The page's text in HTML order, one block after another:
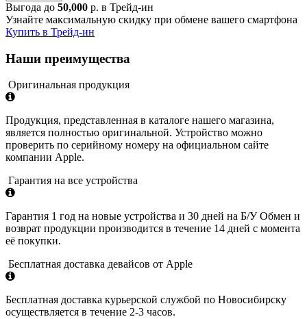
Выгода до 50,000 р. в Трейд-ин
Узнайте максимальную скидку при обмене вашего смартфона
Купить в Трейд-ин
Наши преимущества
Оригинальная продукция
Продукция, представленная в каталоге нашего магазина,
является полностью оригинальной. Устройство можно
проверить по серийному номеру на официальном сайте
компании Apple.
Гарантия на все устройства
Гарантия 1 год на новые устройства и 30 дней на Б/У Обмен и
возврат продукции производится в течение 14 дней с момента
её покупки.
Бесплатная доставка девайсов от Apple
Бесплатная доставка курьерской службой по Новосибирску
осуществляется в течение 2-3 часов.